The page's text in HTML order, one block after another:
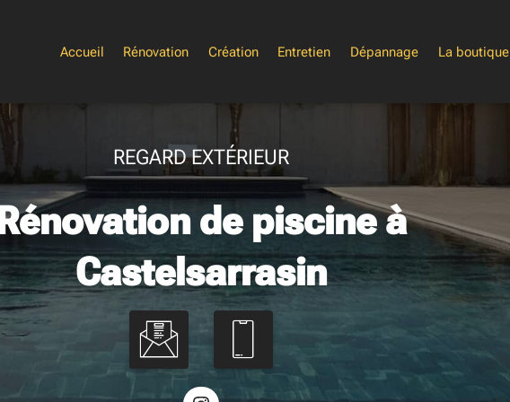
Accueil Rénovation Création Entretien Dépannage La boutique
REGARD EXTÉRIEUR
de piscine à
Castelsarrasin